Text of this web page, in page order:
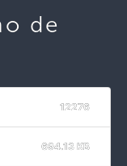
de
12276
694.13 KB